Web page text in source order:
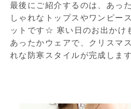
最後にご紹介するのは、あっ
しゃれなトップスやワンピー
ットです☆ 寒い日のお出かけ
あったかウェアで、クリスマ
れな防寒スタイルが完成しま